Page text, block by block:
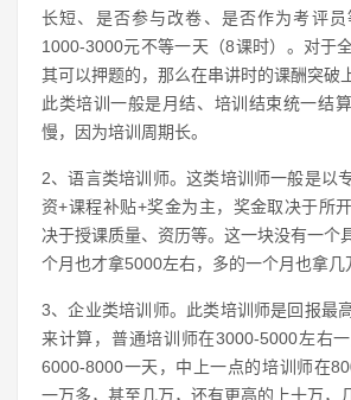
长短、是否参与改卷、是否作为考评
1000-3000元不等一天（8课时）。对于
其可以押题的，那么在串讲时的课酬突破
此类培训一般是月结、培训结束统一结
慢，因为培训周期长。
2、语言类培训师。这类培训师一般是以
资+课程补贴+奖金为主，奖金取决于所
决于授课质量、资历等。这一块没有一个
个月也才拿5000左右，多的一个月也拿几
3、企业类培训师。此类培训师是回报最
来计算，普通培训师在3000-5000左右
6000-8000一天，中上一点的培训师在
一万多，甚至几万，还有更高的上十万，